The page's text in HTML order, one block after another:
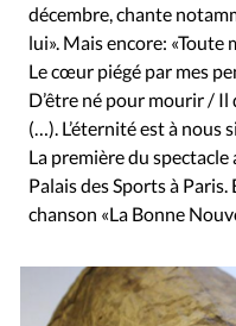
décembre, chante
lui». Mais encore: «Toute
Le cœur piégé par mes
D’être né pour mourir /
(…). L’éternité est à nous
La première du
Palais des Sports à
chanson «La Bonne